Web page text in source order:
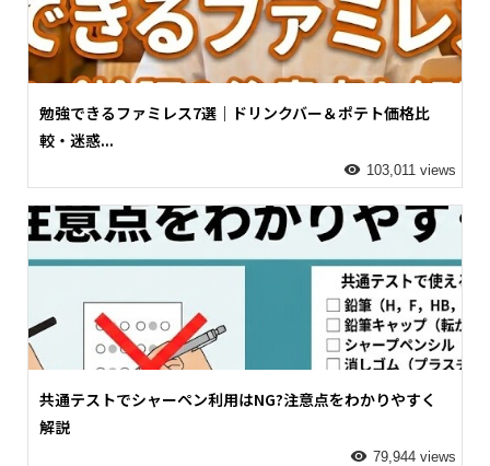
勉強できるファミレス7選｜ドリンクバー＆ポテト価格比
較・迷惑...
103,011 views
共通テストでシャーペン利用はNG?注意点をわかりやすく
解説
79,944 views